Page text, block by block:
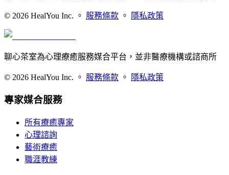
© 2026 HealYou Inc. 。 服務條款 。 隱私政策
聊心茶室為心理療癒服務媒合平台，並非醫療機構或諮商所
© 2026 HealYou Inc. 。 服務條款 。 隱私政策
專家媒合服務
所有療癒專家
心理諮詢
藝術療癒
職涯教練